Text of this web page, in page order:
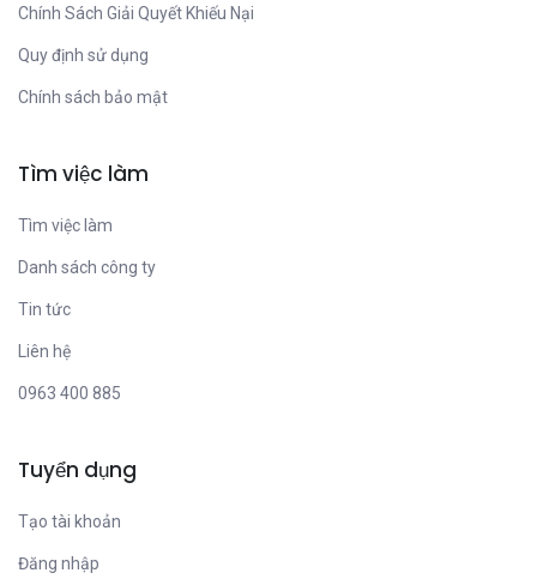
Chính Sách Giải Quyết Khiếu Nại
Quy định sử dụng
Chính sách bảo mật
Tìm việc làm
Tìm việc làm
Danh sách công ty
Tin tức
Liên hệ
0963 400 885
Tuyển dụng
Tạo tài khoản
Đăng nhập